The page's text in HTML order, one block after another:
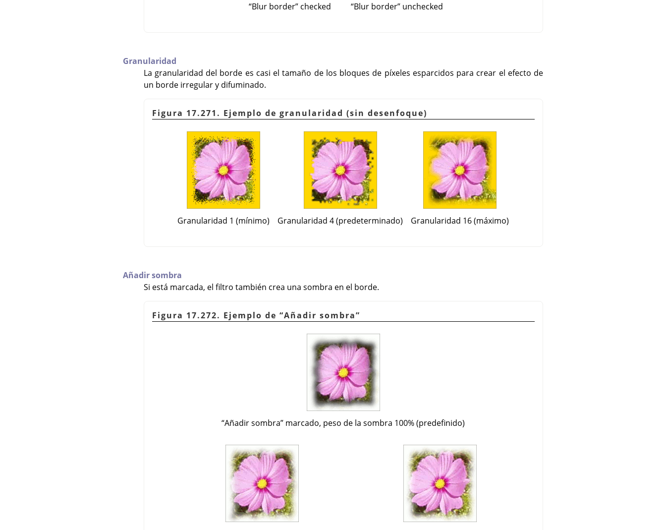
“Blur border”checked “Blur border”unchecked
Granularidad
La granularidad del borde es casi el tamaño de los bloques de píxeles esparcidos para crear el efecto de
un borde irregular y difuminado.
Figura 17.271. Ejemplo de granularidad (sin desenfoque)
Granularidad 1 (mínimo) Granularidad 4 (predeterminado) Granularidad 16 (máximo)
Añadir sombra
Si está marcada, el filtro también crea una sombra en el borde.
Figura 17.272. Ejemplo de “Añadir sombra”
“Añadir sombra” marcado, peso de la sombra 100% (predefinido)